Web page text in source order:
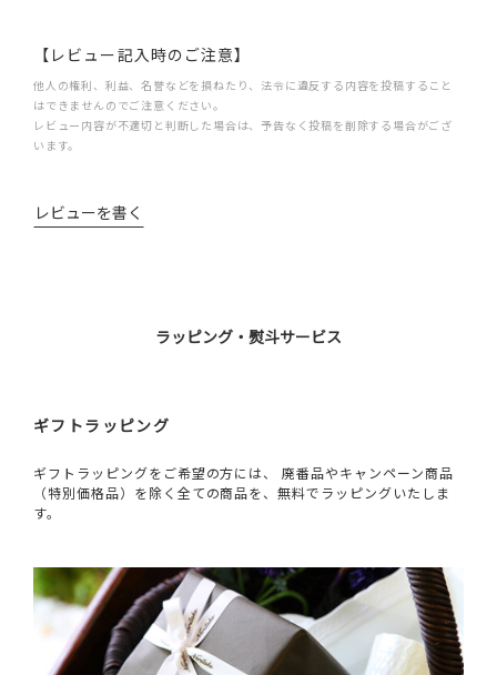
【レビュー記入時のご注意】
他人の権利、利益、名誉などを損ねたり、法令に違反する内容を投稿すること
はできませんのでご注意ください。
レビュー内容が不適切と判断した場合は、予告なく投稿を削除する場合がござ
います。
レビューを書く
ラッピング・熨斗サービス
ギフトラッピング
ギフトラッピングをご希望の方には、 廃番品やキャンペーン商品
（特別価格品）を除く全ての商品を、無料でラッピングいたしま
す。